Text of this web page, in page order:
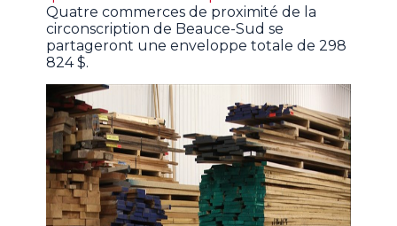
Quatre commerces de proximité de la
circonscription de Beauce-Sud se
partageront une enveloppe totale de 298
824 $.